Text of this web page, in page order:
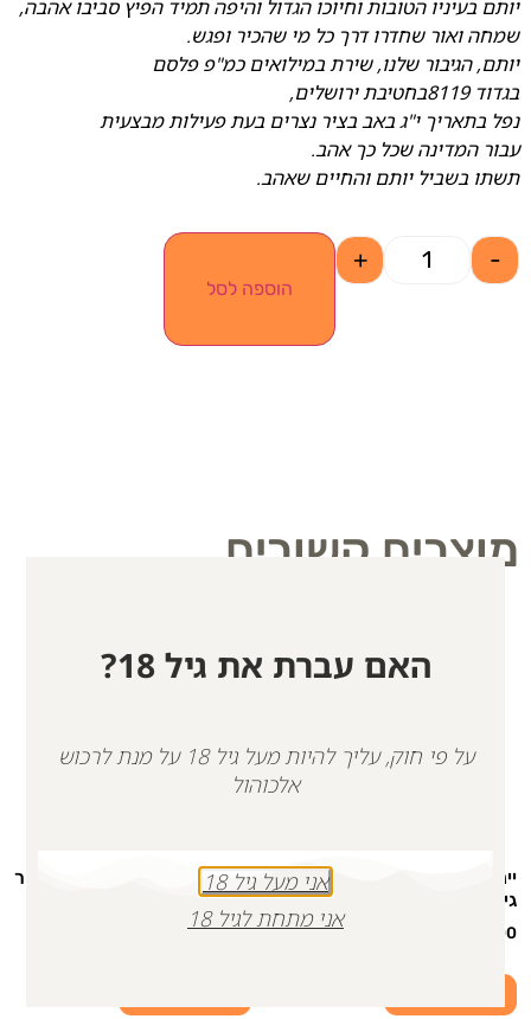
יותם בעיניו הטובות וחיוכו הגדול והיפה תמיד הפיץ סביבו אהבה,
שמחה ואור שחדרו דרך כל מי שהכיר ופגש.
יותם, הגיבור שלנו, שירת במילואים כמ"פ פלסם
בגדוד 8119בחטיבת ירושלים,
נפל בתאריך י"ג באב בציר נצרים בעת פעילות מבצעית
עבור המדינה שכל כך אהב.
תשתו בשביל יותם והחיים שאהב.
-
+
הוספה לסל
מוצרים קשורים
יינות אדום לבן ורוזה לזכרם של
גיל וענבר בויום | כשר
313.00
יין רוזה לזכר דניאל דנינו | כשר
₪100.00
האם עברת את גיל 18?
על פי חוק, עליך להיות מעל גיל 18 על מנת לרכוש
אלכוהול
אני מעל גיל 18
אני מתחת לגיל 18